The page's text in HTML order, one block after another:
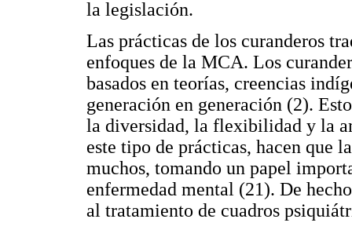
la legislación.
Las prácticas de los curanderos
enfoques de la MCA. Los
basados en teorías, creencias
generación en generación (2).
la diversidad, la flexibilidad y la
este tipo de prácticas, hacen que
muchos, tomando un papel
enfermedad mental (21). De
al tratamiento de cuadros